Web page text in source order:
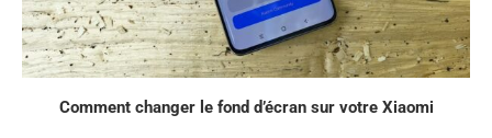
Comment changer le fond d’écran sur votre Xiaomi